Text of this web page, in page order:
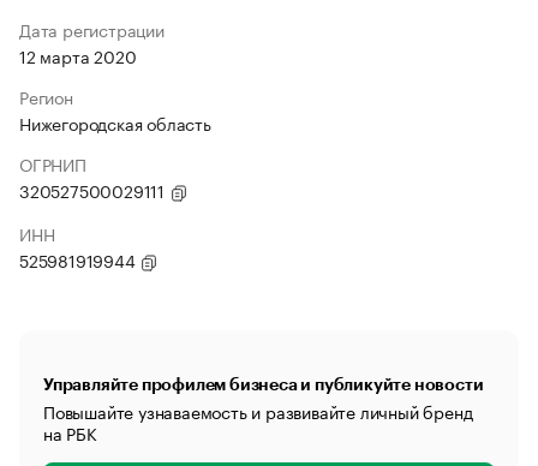
Дата регистрации
12 марта 2020
Регион
Нижегородская область
ОГРНИП
320527500029111
ИНН
525981919944
Управляйте профилем бизнеса и публикуйте новости
Повышайте узнаваемость и развивайте личный бренд
на РБК